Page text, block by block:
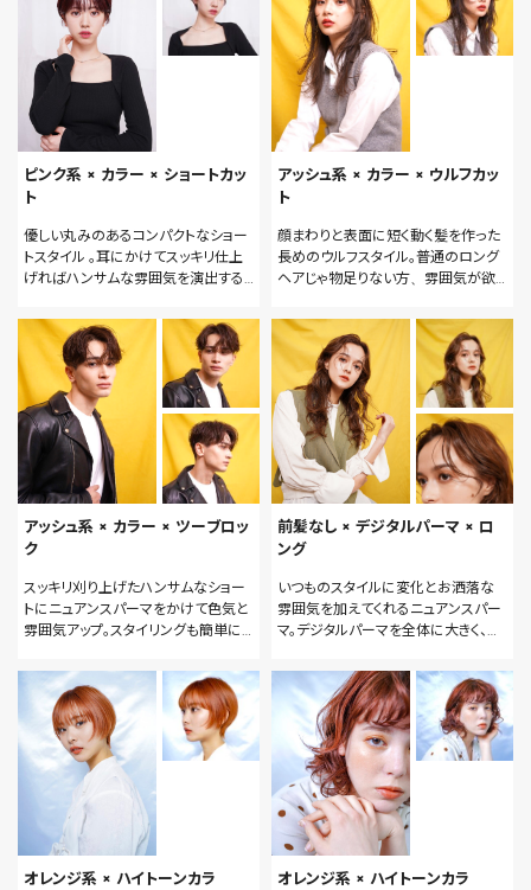
ピンク系 × カラー × ショートカッ
ト
優しい丸みのあるコンパクトなショー
トスタイル 。耳にかけてスッキリ仕上
げればハンサムな雰囲気を演出する
ルアップ効果もあります。
アッシュ系 × カラー × ウルフカッ
ト
顔まわりと表面に短く動く髪を作った
長めのウルフスタイル。普通のロング
ヘアじゃ物足りない方、雰囲気が欲し
アッシュ系 × カラー × ツーブロッ
ク
スッキリ刈り上げたハンサムなショー
トにニュアンスパーマをかけて色気と
雰囲気アップ。スタイリングも簡単に
前髪なし × デジタルパーマ × ロ
ング
いつものスタイルに変化とお洒落な
雰囲気を加えてくれるニュアンスパー
マ。デジタルパーマを全体に大きく、ゆ
かすだけでカタチになるのでスタイリ
ングが苦手な方にもオススメです！
オレンジ系 × ハイトーンカラ
オレンジ系 × ハイトーンカラ